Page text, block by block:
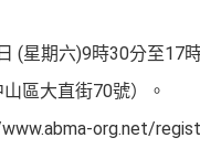
(星期六)9時30分至17
區大直街70號）
。
org.net/